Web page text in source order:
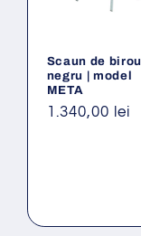
Scaun de birou
negru | model
META
Preț
1.340,00 lei